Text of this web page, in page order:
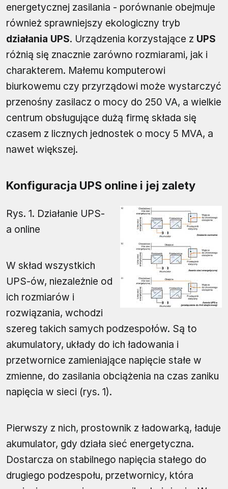
energetycznej zasilania - porównanie obejmuje
również sprawniejszy ekologiczny tryb
działania UPS. Urządzenia korzystające z UPS
różnią się znacznie zarówno rozmiarami, jak i
charakterem. Małemu komputerowi
biurkowemu czy przyrządowi może wystarczyć
przenośny zasilacz o mocy do 250 VA, a wielkie
centrum obsługujące dużą firmę składa się
czasem z licznych jednostek o mocy 5 MVA, a
nawet większej.
Konfiguracja UPS online i jej zalety
Rys. 1. Działanie UPS-
a online
W skład wszystkich
UPS-ów, niezależnie od
ich rozmiarów i
rozwiązania, wchodzi
szereg takich samych podzespołów. Są to
akumulatory, układy do ich ładowania i
przetwornice zamieniające napięcie stałe w
zmienne, do zasilania obciążenia na czas zaniku
napięcia w sieci (rys. 1).
Pierwszy z nich, prostownik z ładowarką, ładuje
akumulator, gdy działa sieć energetyczna.
Dostarcza on stabilnego napięcia stałego do
drugiego podzespołu, przetwornicy, która